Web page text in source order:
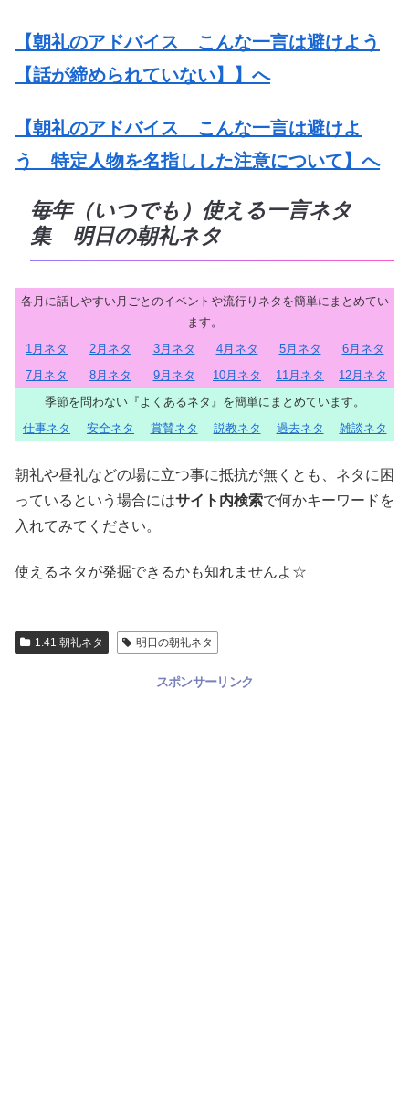
【朝礼のアドバイス こんな一言は避けよう
【話が締められていない】】へ
【朝礼のアドバイス こんな一言は避けよ
う 特定人物を名指しした注意について】へ
毎年（いつでも）使える一言ネタ
集 明日の朝礼ネタ
各月に話しやすい月ごとのイベントや流行りネタを簡単にまとめてい
ます。
1月ネタ
2月ネタ 3月ネタ 4月ネタ 5月ネタ
6月ネタ
7月ネタ
8月ネタ 9月ネタ 10月ネタ 11月ネタ
12月ネタ
季節を問わない『よくあるネタ』を簡単にまとめています。
仕事ネタ
安全ネタ 賞賛ネタ 説教ネタ 過去ネタ 雑談ネタ
朝礼や昼礼などの場に立つ事に抵抗が無くとも、ネタに困
っているという場合にはサイト内検索で何かキーワードを
入れてみてください。
使えるネタが発掘できるかも知れませんよ☆
1.41 朝礼ネタ 明日の朝礼ネタ
スポンサーリンク